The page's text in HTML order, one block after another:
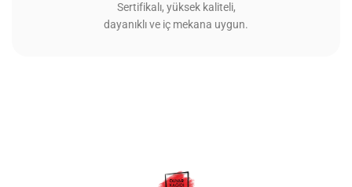
Sertifikalı, yüksek kaliteli,
dayanıklı ve iç mekana uygun.